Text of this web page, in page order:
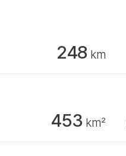
248 km
453 km²